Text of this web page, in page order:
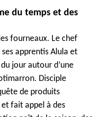
du temps et des
fourneaux. Le chef
apprentis Alula et
jour autour d’une
Disciple
de produits
fait appel à des